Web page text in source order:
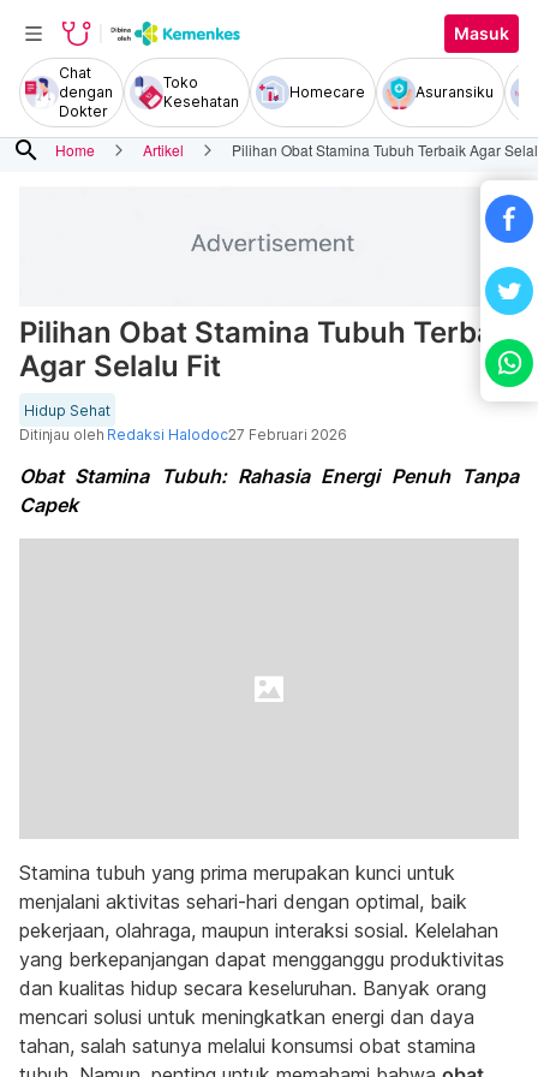
Masuk
Chat
dengan
Dokter
Toko
Kesehatan
Homecare Asuransiku
search Home Artikel Pilihan Obat Stamina Tubuh Terbaik Agar
Pilihan Obat Stamina Tubuh Terbaik
Agar Selalu Fit
Hidup Sehat
Ditinjau oleh Redaksi Halodoc27 Februari 2026
Obat Stamina Tubuh: Rahasia Energi Penuh Tanpa
Capek
Stamina tubuh yang prima merupakan kunci untuk
menjalani aktivitas sehari-hari dengan optimal, baik
pekerjaan, olahraga, maupun interaksi sosial. Kelelahan
yang berkepanjangan dapat mengganggu produktivitas
dan kualitas hidup secara keseluruhan. Banyak orang
mencari solusi untuk meningkatkan energi dan daya
tahan, salah satunya melalui konsumsi obat stamina